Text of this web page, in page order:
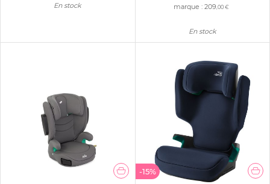
En stock
marque : 209 ,00 €
En stock
-15%